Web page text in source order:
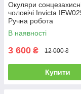
Окуляри
чоловічі Invicta
Ручна робота
В наявності
3 600 ₴ 12 000 ₴
Купити